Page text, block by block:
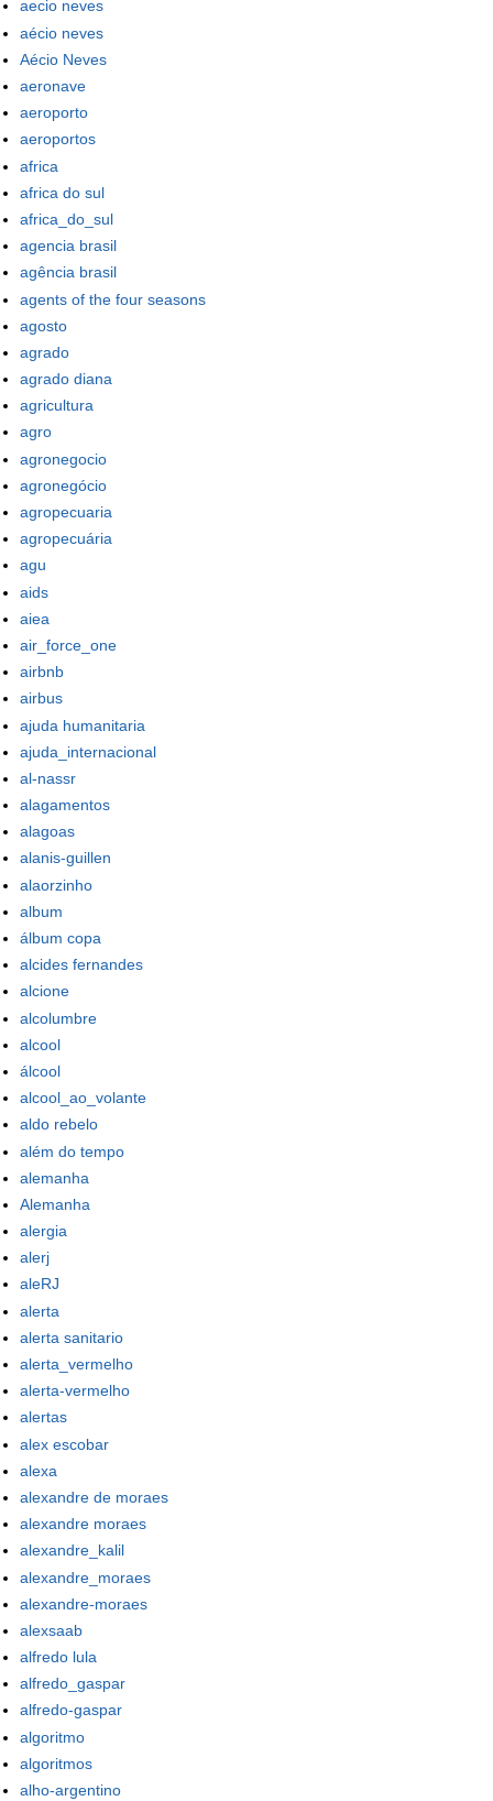
aecio neves
aécio neves
Aécio Neves
aeronave
aeroporto
aeroportos
africa
africa do sul
africa_do_sul
agencia brasil
agência brasil
agents of the four seasons
agosto
agrado
agrado diana
agricultura
agro
agronegocio
agronegócio
agropecuaria
agropecuária
agu
aids
aiea
air_force_one
airbnb
airbus
ajuda humanitaria
ajuda_internacional
al-nassr
alagamentos
alagoas
alanis-guillen
alaorzinho
album
álbum copa
alcides fernandes
alcione
alcolumbre
alcool
álcool
alcool_ao_volante
aldo rebelo
além do tempo
alemanha
Alemanha
alergia
alerj
aleRJ
alerta
alerta sanitario
alerta_vermelho
alerta-vermelho
alertas
alex escobar
alexa
alexandre de moraes
alexandre moraes
alexandre_kalil
alexandre_moraes
alexandre-moraes
alexsaab
alfredo lula
alfredo_gaspar
alfredo-gaspar
algoritmo
algoritmos
alho-argentino